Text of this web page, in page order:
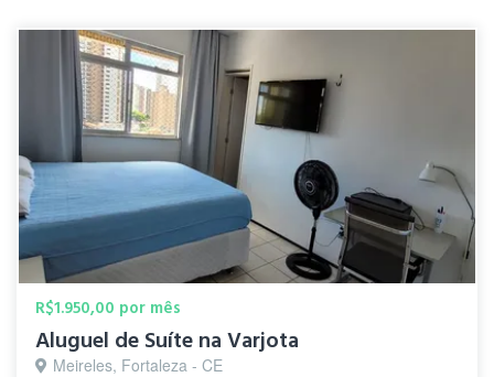
R$1.950,00 por mês
Aluguel de Suíte na Varjota
Meireles, Fortaleza - CE